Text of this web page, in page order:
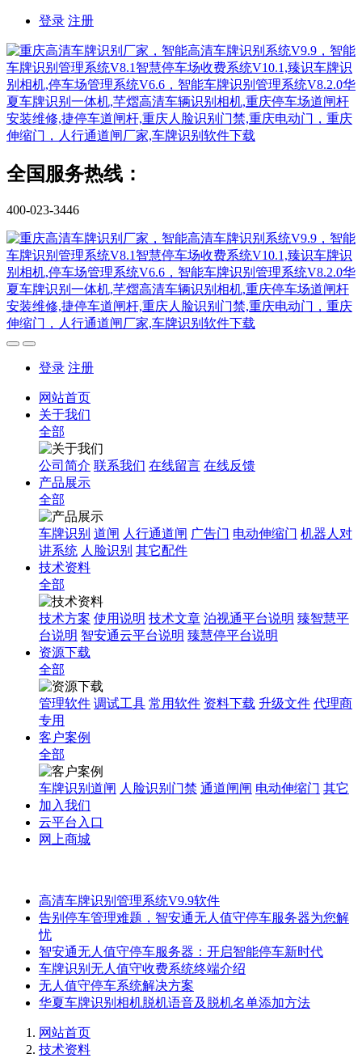
登录 注册
全国服务热线：
400-023-3446
登录 注册
网站首页
关于我们
全部
公司简介 联系我们 在线留言 在线反馈
产品展示
全部
车牌识别 道闸 人行通道闸 广告门 电动伸缩门 机器人对
讲系统 人脸识别 其它配件
技术资料
全部
技术方案 使用说明 技术文章 泊视通平台说明 臻智慧平
台说明 智安通云平台说明 臻慧停平台说明
资源下载
全部
管理软件 调试工具 常用软件 资料下载 升级文件 代理商
专用
客户案例
全部
车牌识别道闸 人脸识别门禁 通道闸闸 电动伸缩门 其它
加入我们
云平台入口
网上商城
高清车牌识别管理系统V9.9软件
告别停车管理难题，智安通无人值守停车服务器为您解
忧
智安通无人值守停车服务器：开启智能停车新时代
车牌识别无人值守收费系统终端介绍
无人值守停车系统解决方案
华夏车牌识别相机脱机语音及脱机名单添加方法
网站首页
技术资料